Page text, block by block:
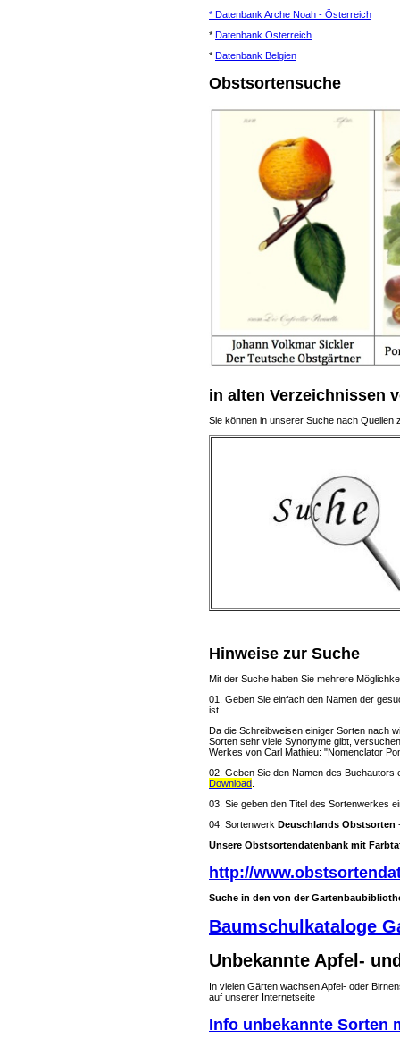
* Datenbank Arche Noah - Österreich
* Datenbank Österreich
* Datenbank Belgien
Obstsortensuche
in alten Verzeichnissen
Sie können in unserer Suche nach
Hinweise zur Suche
Mit der Suche haben Sie mehrere
01. Geben Sie einfach den Namen der
ist.
Da die Schreibweisen einiger Sorten nach
Sorten sehr viele Synonyme gibt,
Werkes von Carl Mathieu: "Nomenclator
02. Geben Sie den Namen des
Download
03. Sie geben den Titel des Sortenwerkes
04. Sortenwerk Deuschlands Obstsorten
Unsere Obstsortendatenbank mit
http://
Suche in den von der
Baumschulkataloge
Unbekannte Apfel-
In vielen Gärten wachsen Apfel- oder
auf unserer Internetseite
Info unbekannte Sorten